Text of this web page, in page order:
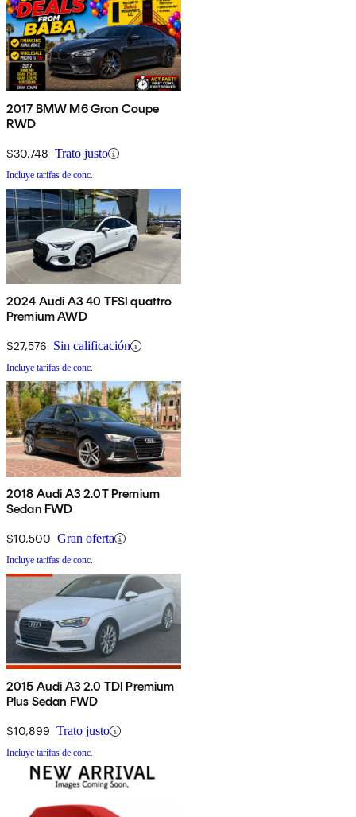
2017 BMW M6 Gran Coupe
RWD
$30,748 Trato justo
Incluye tarifas de conc.
2024 Audi A3 40 TFSI quattro
Premium AWD
$27,576 Sin calificación
Incluye tarifas de conc.
2018 Audi A3 2.0T Premium
Sedan FWD
$10,500 Gran oferta
Incluye tarifas de conc.
2015 Audi A3 2.0 TDI Premium
Plus Sedan FWD
$10,899 Trato justo
Incluye tarifas de conc.